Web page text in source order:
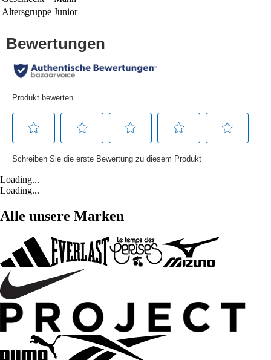
Altersgruppe Junior
Loading...
Loading...
Alle unsere Marken